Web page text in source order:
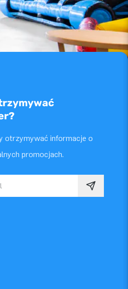
otrzymywać informacje o
promocjach.